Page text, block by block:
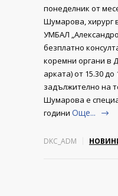
понеделник от
Шумарова, хирург
УМБАЛ
безплатно
коремни органи в
арката) от 15.30
задължително на
Шумарова е
години Още...
DKC_ADM